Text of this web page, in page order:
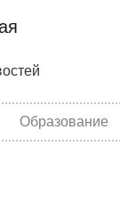
навигация
Образование